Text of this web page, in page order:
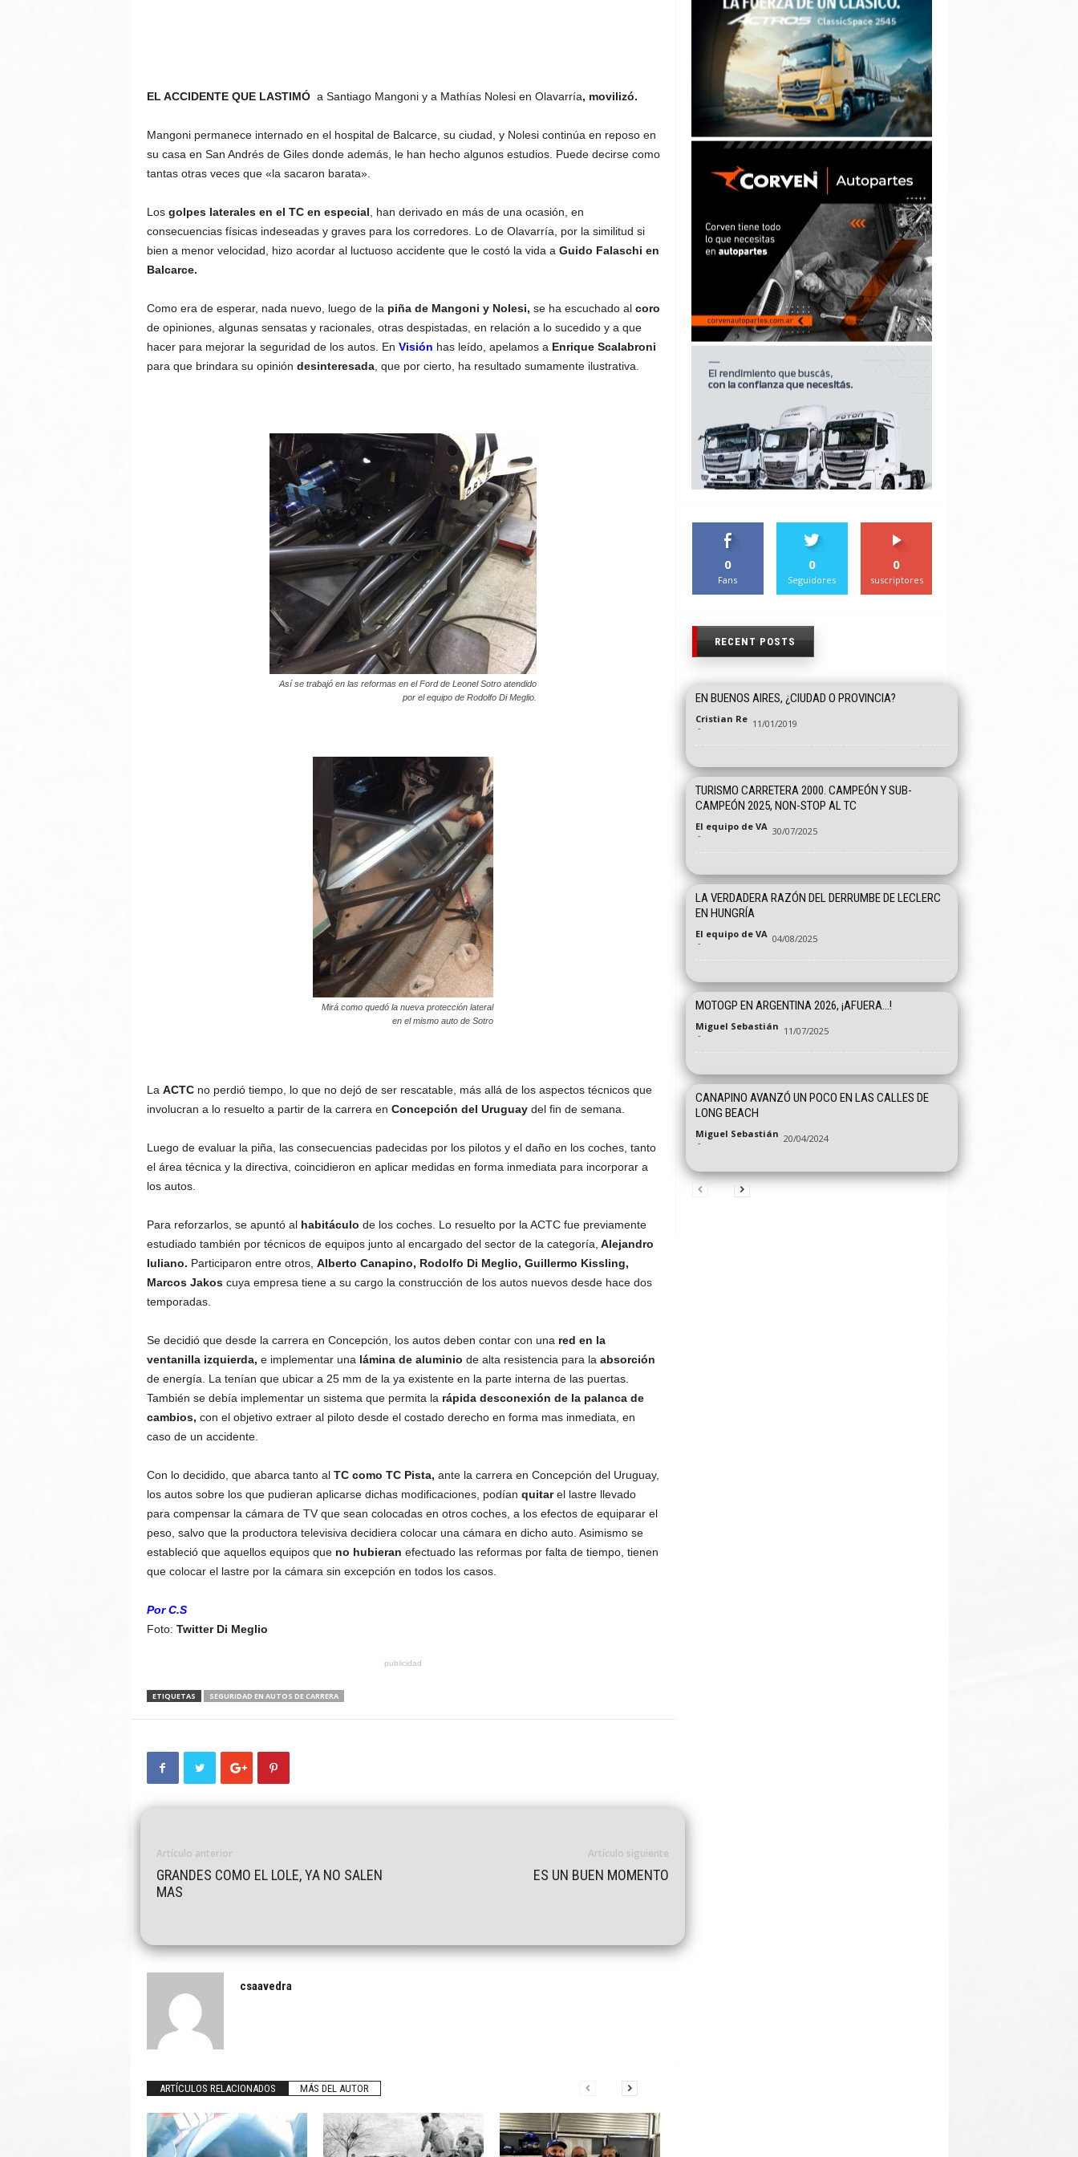
EL ACCIDENTE QUE LASTIMÓ a Santiago Mangoni y a Mathías Nolesi en Olavarría, movilizó.
Mangoni permanece internado en el hospital de Balcarce, su ciudad, y Nolesi continúa en reposo en
su casa en San Andrés de Giles donde además, le han hecho algunos estudios. Puede decirse como
tantas otras veces que «la sacaron barata».
Los golpes laterales en el TC en especial , han derivado en más de una ocasión, en
consecuencias físicas indeseadas y graves para los corredores. Lo de Olavarría, por la similitud si
bien a menor velocidad, hizo acordar al luctuoso accidente que le costó la vida a Guido Falaschi en
Balcarce.
Como era de esperar, nada nuevo, luego de la piña de Mangoni y Nolesi, se ha escuchado al coro
de opiniones, algunas sensatas y racionales, otras despistadas, en relación a lo sucedido y a que
hacer para mejorar la seguridad de los autos. En Visión has leído, apelamos a Enrique Scalabroni
para que brindara su opinión desinteresada, que por cierto, ha resultado sumamente ilustrativa.
Así se trabajó en las reformas en el Ford de Leonel Sotro atendido
por el equipo de Rodolfo Di Meglio.
Mirá como quedó la nueva protección lateral
en el mismo auto de Sotro
La ACTCno perdió tiempo, lo que no dejó de ser rescatable, más allá de los aspectos técnicos que
involucran a lo resuelto a partir de la carrera en Concepción del Uruguaydel fin de semana.
Luego de evaluar la piña, las consecuencias padecidas por los pilotos y el daño en los coches, tanto
el área técnica y la directiva, coincidieron en aplicar medidas en forma inmediata para incorporar a
los autos.
Para reforzarlos, se apuntó al habitáculo de los coches. Lo resuelto por la ACTC fue previamente
estudiado también por técnicos de equipos junto al encargado del sector de la categoría, Alejandro
Iuliano. Participaron entre otros, Alberto Canapino, Rodolfo Di Meglio, Guillermo Kissling,
Marcos Jakoscuya empresa tiene a su cargo la construcción de los autos nuevos desde hace dos
temporadas.
Se decidió que desde la carrera en Concepción, los autos deben contar con una red en la
ventanilla izquierda, e implementar una lámina de aluminio de alta resistencia para la absorción
de energía. La tenían que ubicar a 25 mm de la ya existente en la parte interna de las puertas.
También se debía implementar un sistema que permita la rápida desconexión de la palanca de
cambios, con el objetivo extraer al piloto desde el costado derecho en forma mas inmediata, en
caso de un accidente.
Con lo decidido, que abarca tanto al TC como TC Pista, ante la carrera en Concepción del Uruguay,
los autos sobre los que pudieran aplicarse dichas modificaciones, podían quitarel lastre llevado
para compensar la cámara de TV que sean colocadas en otros coches, a los efectos de equiparar el
peso, salvo que la productora televisiva decidiera colocar una cámara en dicho auto. Asimismo se
estableció que aquellos equipos queno hubieran efectuado las reformas por falta de tiempo, tienen
que colocar el lastre por la cámara sin excepción en todos los casos.
Por C.S
Foto: Twitter Di Meglio
publicidad
ETIQUETAS SEGURIDAD EN AUTOS DE CARRERA
Artículo anterior
GRANDES COMO EL LOLE, YA NO SALEN
MAS
Artículo siguiente
ES UN BUEN MOMENTO
csaavedra
ARTÍCULOS RELACIONADOS MÁS DEL AUTOR
0
Fans
0
Seguidores
0
suscriptores
RECENT POSTS
EN BUENOS AIRES, ¿CIUDAD O PROVINCIA?
Cristian Re
- 11/01/2019
TURISMO CARRETERA 2000. CAMPEÓN Y SUB-
CAMPEÓN 2025, NON-STOP AL TC
El equipo de VA
- 30/07/2025
LA VERDADERA RAZÓN DEL DERRUMBE DE LECLERC
EN HUNGRÍA
El equipo de VA
- 04/08/2025
MOTOGP EN ARGENTINA 2026, ¡AFUERA…!
Miguel Sebastián
- 11/07/2025
CANAPINO AVANZÓ UN POCO EN LAS CALLES DE
LONG BEACH
Miguel Sebastián
- 20/04/2024